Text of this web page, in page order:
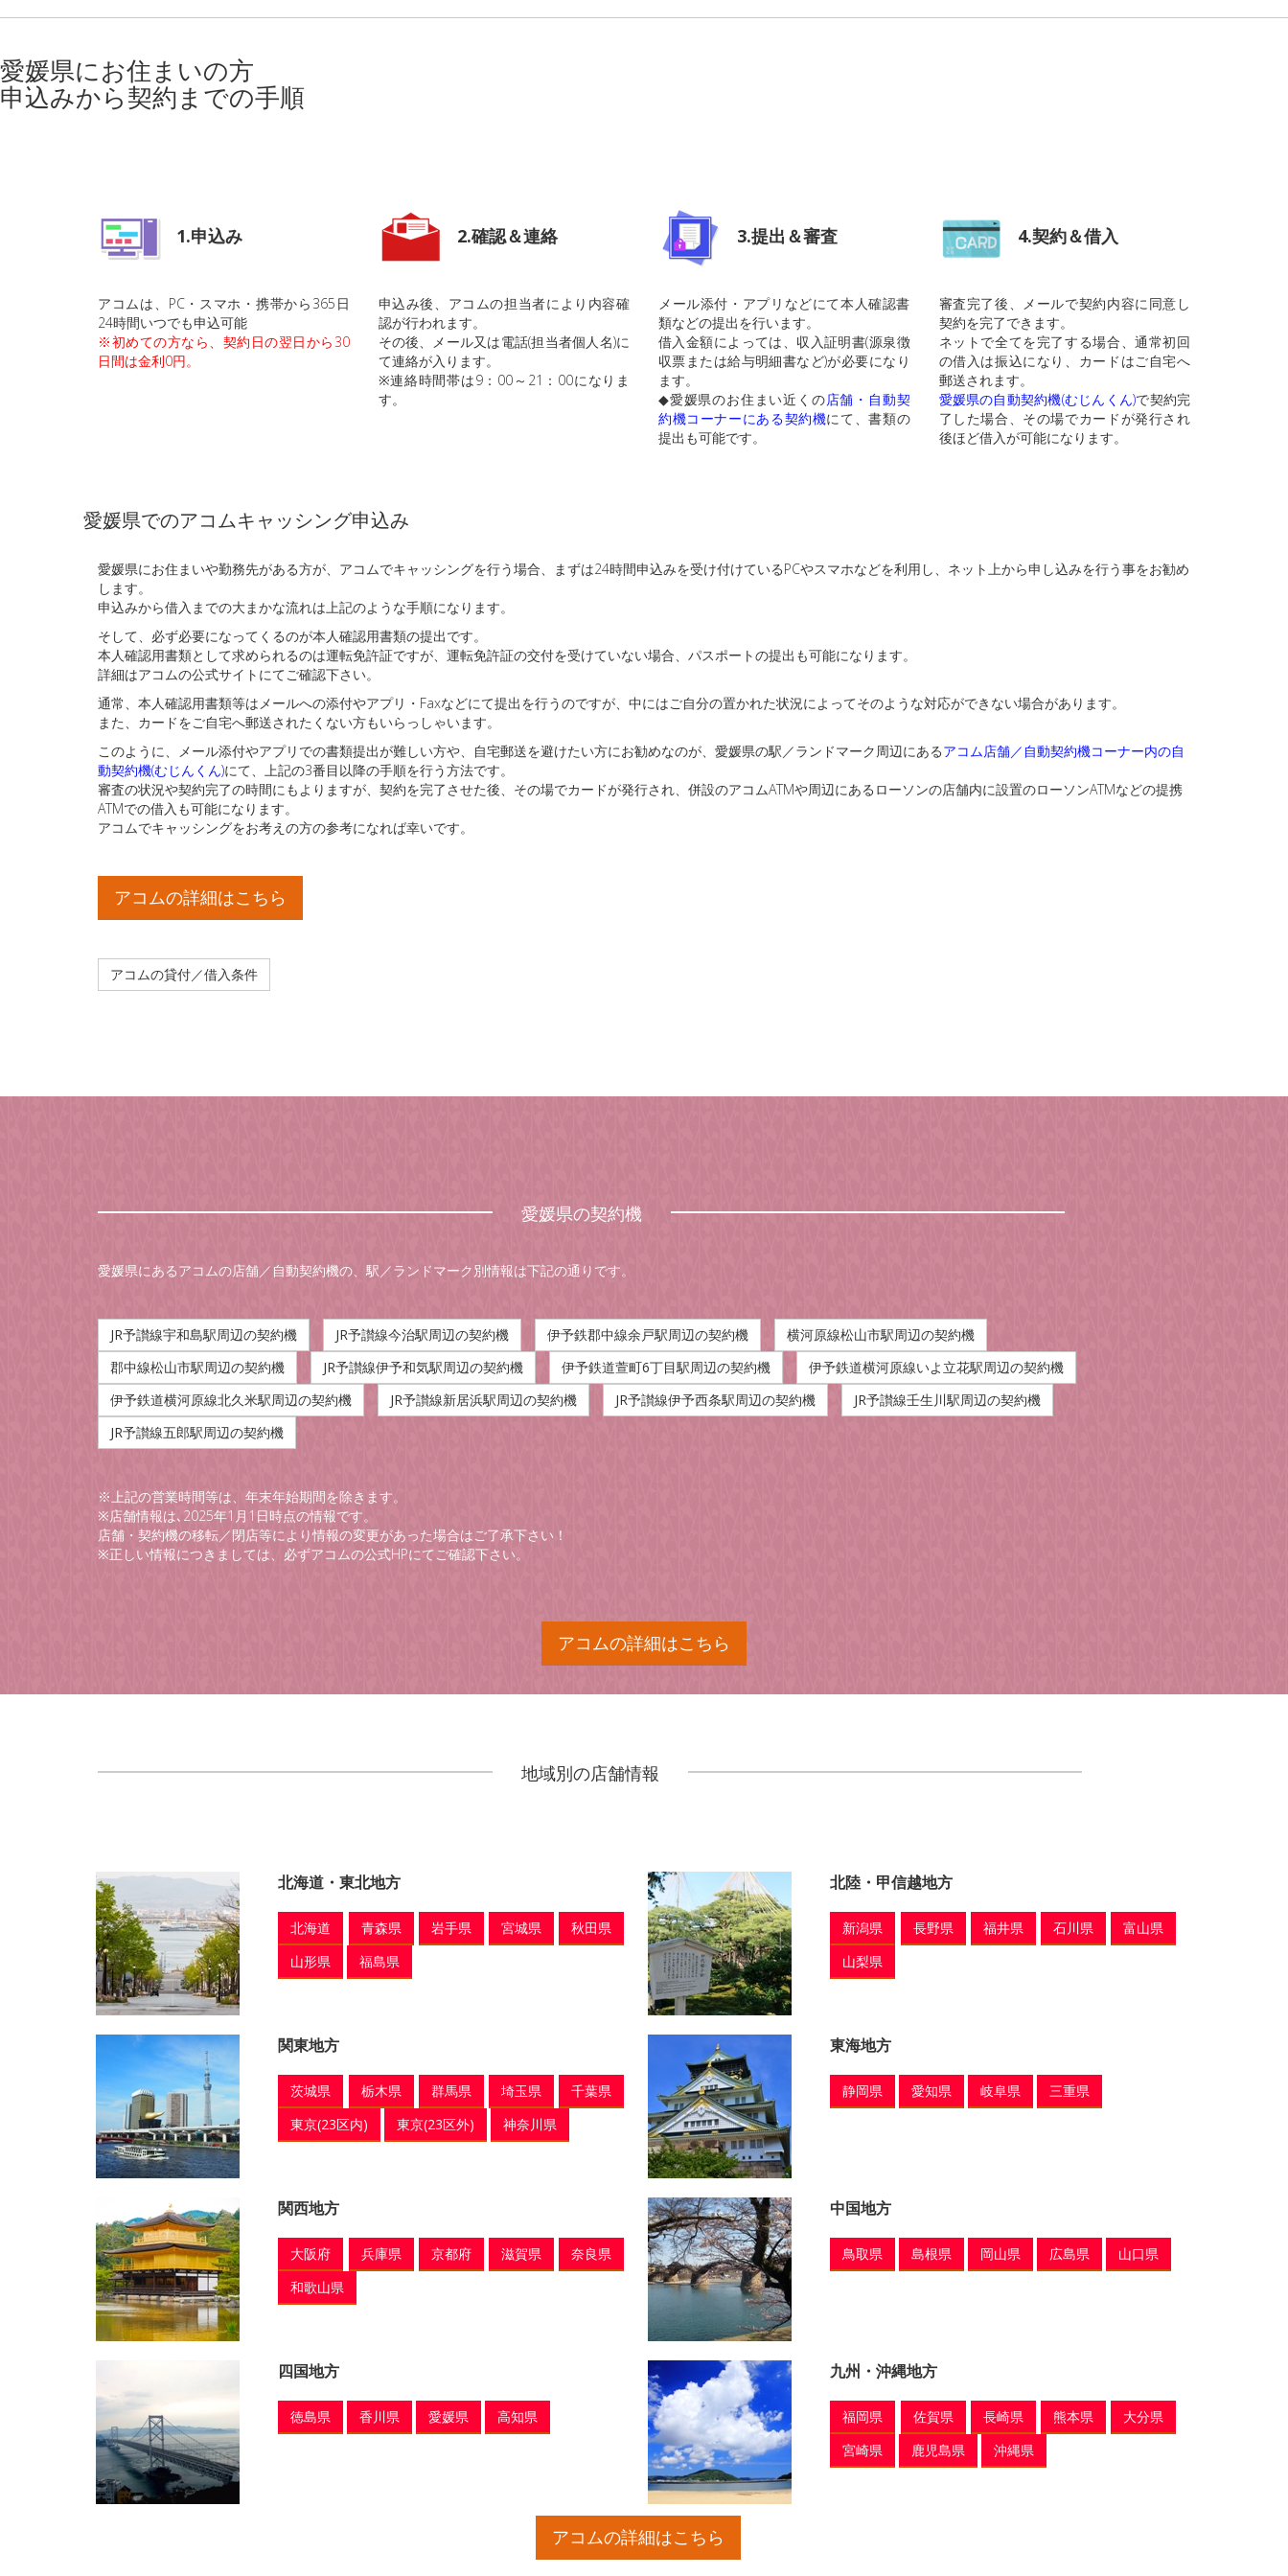
愛媛県にお住まいの方
申込みから契約までの手順
1.申込み
アコムは、PC・スマホ・携帯から365日
24時間いつでも申込可能
※初めての方なら、契約日の翌日から30
日間は金利0円。
2.確認＆連絡
申込み後、アコムの担当者により内容確
認が行われます。
その後、メール又は電話(担当者個人名)に
て連絡が入ります。
※連絡時間帯は9：00～21：00になりま
す。
3.提出＆審査
メール添付・アプリなどにて本人確認書
類などの提出を行います。
借入金額によっては、収入証明書(源泉徴
収票または給与明細書など)が必要になり
ます。
◆愛媛県のお住まい近くの店舗・自動契
約機コーナーにある契約機にて、書類の
提出も可能です。
4.契約＆借入
審査完了後、メールで契約内容に同意し
契約を完了できます。
ネットで全てを完了する場合、通常初回
の借入は振込になり、カードはご自宅へ
郵送されます。
愛媛県の自動契約機(むじんくん)で契約完
了した場合、その場でカードが発行され
後ほど借入が可能になります。
愛媛県でのアコムキャッシング申込み
愛媛県にお住まいや勤務先がある方が、アコムでキャッシングを行う場合、まずは24時間申込みを受け付けているPCやスマホなどを利用し、ネット上から申し込みを行う事をお勧め
します。
申込みから借入までの大まかな流れは上記のような手順になります。
そして、必ず必要になってくるのが本人確認用書類の提出です。
本人確認用書類として求められるのは運転免許証ですが、運転免許証の交付を受けていない場合、パスポートの提出も可能になります。
詳細はアコムの公式サイトにてご確認下さい。
通常、本人確認用書類等はメールへの添付やアプリ・Faxなどにて提出を行うのですが、中にはご自分の置かれた状況によってそのような対応ができない場合があります。
また、カードをご自宅へ郵送されたくない方もいらっしゃいます。
このように、メール添付やアプリでの書類提出が難しい方や、自宅郵送を避けたい方にお勧めなのが、愛媛県の駅／ランドマーク周辺にあるアコム店舗／自動契約機コーナー内の自
動契約機(むじんくん)にて、上記の3番目以降の手順を行う方法です。
審査の状況や契約完了の時間にもよりますが、契約を完了させた後、その場でカードが発行され、併設のアコムATMや周辺にあるローソンの店舗内に設置のローソンATMなどの提携
ATMでの借入も可能になります。
アコムでキャッシングをお考えの方の参考になれば幸いです。
アコムの詳細はこちら
アコムの貸付／借入条件
愛媛県の契約機
愛媛県にあるアコムの店舗／自動契約機の、駅／ランドマーク別情報は下記の通りです。
JR予讃線宇和島駅周辺の契約機 JR予讃線今治駅周辺の契約機 伊予鉄郡中線余戸駅周辺の契約機
横河原線松山市駅周辺の契約機
郡中線松山市駅周辺の契約機
JR予讃線伊予和気駅周辺の契約機 伊予鉄道萱町6丁目駅周辺の契約機
伊予鉄道横河原線いよ立花駅周辺の契約機
伊予鉄道横河原線北久米駅周辺の契約機
JR予讃線新居浜駅周辺の契約機 JR予讃線伊予西条駅周辺の契約機
JR予讃線壬生川駅周辺の契約機
JR予讃線五郎駅周辺の契約機
※上記の営業時間等は、年末年始期間を除きます。
※店舗情報は､2025年1月1日時点の情報です。
店舗・契約機の移転／閉店等により情報の変更があった場合はご了承下さい！
※正しい情報につきましては、必ずアコムの公式HPにてご確認下さい。
アコムの詳細はこちら
地域別の店舗情報
北海道・東北地方
北海道 青森県 岩手県 宮城県
秋田県
山形県
福島県
北陸・甲信越地方
新潟県 長野県 福井県 石川県
富山県
山梨県
関東地方
茨城県 栃木県 群馬県 埼玉県
千葉県
東京(23区内)
東京(23区外) 神奈川県
東海地方
静岡県 愛知県 岐阜県 三重県
関西地方
大阪府 兵庫県 京都府 滋賀県
奈良県
和歌山県
中国地方
鳥取県 島根県 岡山県 広島県 山口県
四国地方
徳島県 香川県 愛媛県 高知県
九州・沖縄地方
福岡県 佐賀県 長崎県 熊本県
大分県
宮崎県
鹿児島県 沖縄県
アコムの詳細はこちら